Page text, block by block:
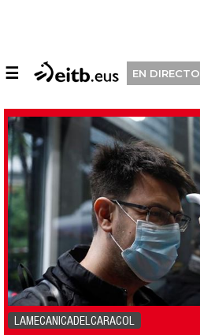
☰ EN DIRECTO
LAMECANICADELCARACOL